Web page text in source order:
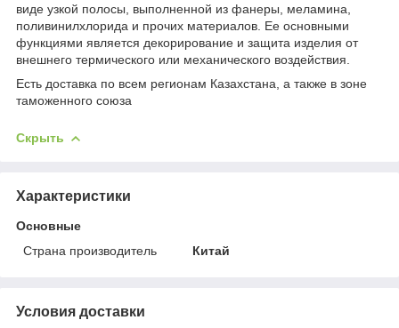
виде узкой полосы, выполненной из фанеры, меламина,
поливинилхлорида и прочих материалов. Ее основными
функциями является декорирование и защита изделия от
внешнего термического или механического воздействия.
Есть доставка по всем регионам Казахстана, а также в зоне
таможенного союза
Скрыть
Характеристики
Основные
Страна производитель
Китай
Условия доставки